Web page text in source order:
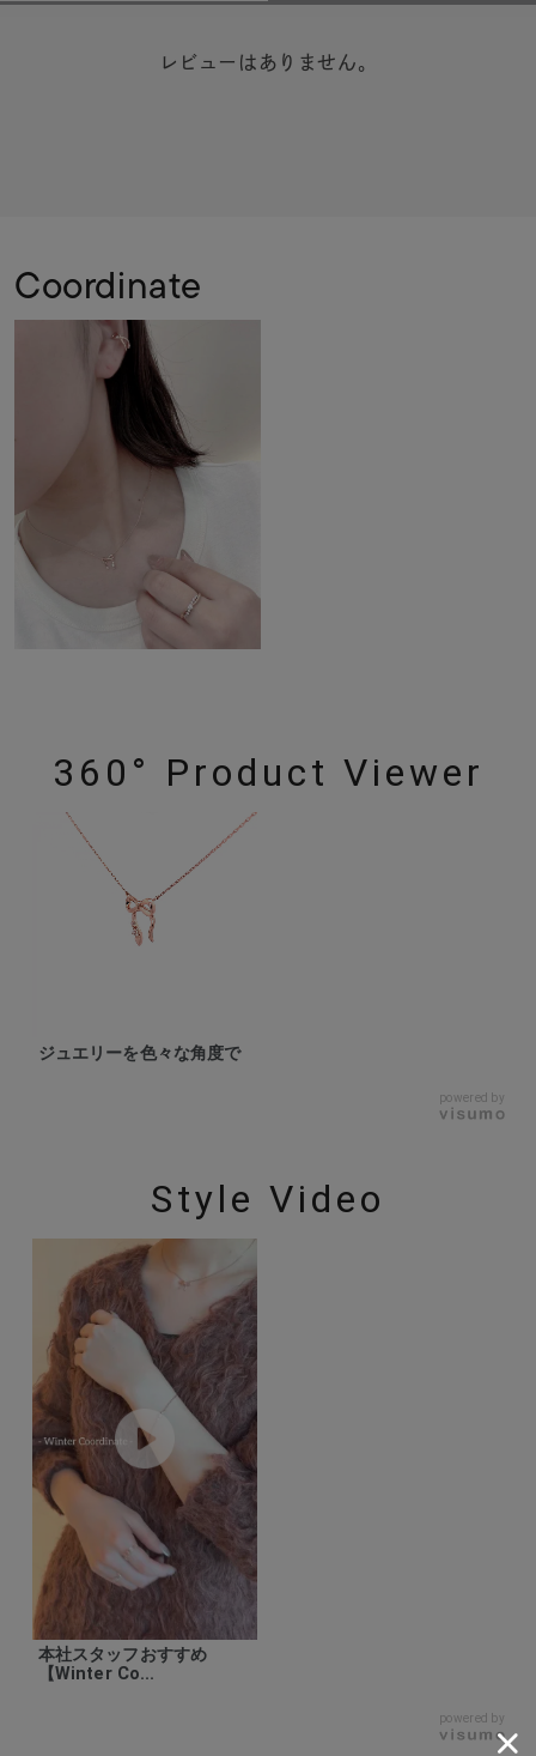
レビューはありません。
Coordinate
360° Product Viewer
ジュエリーを色々な角度で
powered by
Style Video
本社スタッフおすすめ
【Winter Co...
powered by